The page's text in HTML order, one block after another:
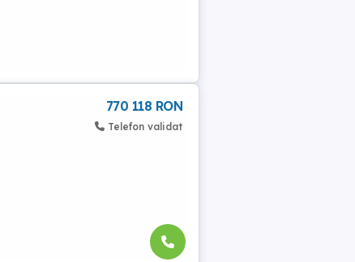
770 118 RON
Telefon validat